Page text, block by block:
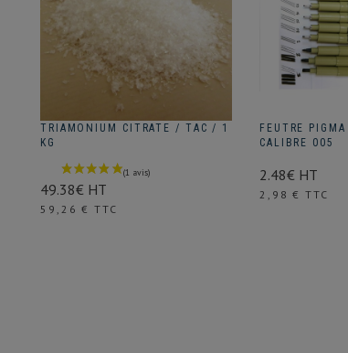
TRIAMONIUM CITRATE / TAC / 1
KG
49.38€ HT
Prix
59,26 € TTC
FEUTRE
CALIBRE 005
2.48€ HT
Prix
2,98 € TTC